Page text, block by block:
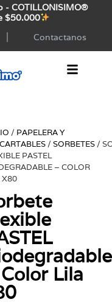
COTILLONISIMO®
$50.000
Contactanos
/ PAPELERA Y
/SORBETES /
PASTEL
– COLOR
X80
Lila